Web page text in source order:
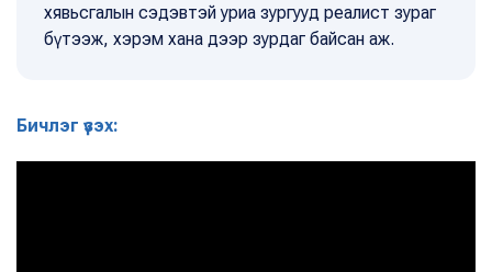
хявьсгалын сэдэвтэй уриа зургууд реалист зураг
бүтээж, хэрэм хана дээр зурдаг байсан аж.
Бичлэг үзэх: